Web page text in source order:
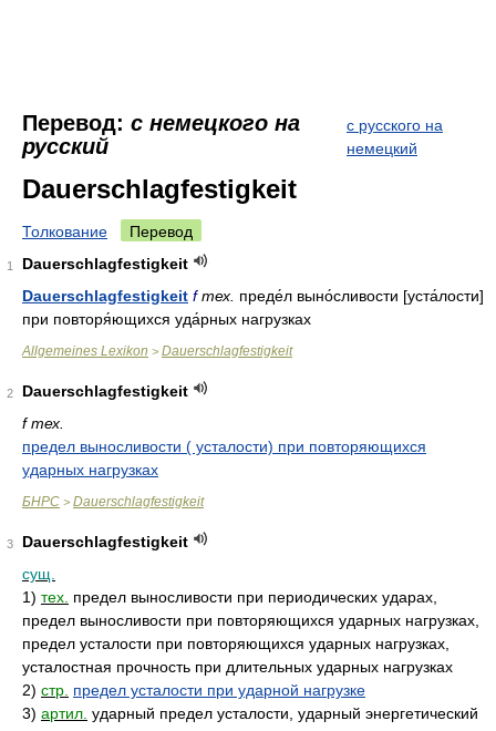
Перевод: с немецкого на
русский
с русского на
немецкий
Dauerschlagfestigkeit
Толкование Перевод
1
Dauerschlagfestigkeit
Dauerschlagfestigkeit fтех. преде́л выно́сливости [уста́лости]
при повторя́ющихся уда́рных нагрузках
Allgemeines Lexikon > Dauerschlagfestigkeit
2
Dauerschlagfestigkeit
f тех.
предел выносливости ( усталости) при повторяющихся
ударных нагрузках
БНРС > Dauerschlagfestigkeit
3
Dauerschlagfestigkeit
сущ.
1) тех. предел выносливости при периодических ударах,
предел выносливости при повторяющихся ударных нагрузках,
предел усталости при повторяющихся ударных нагрузках,
усталостная прочность при длительных ударных нагрузках
2) стр. предел усталости при ударной нагрузке
3) артил. ударный предел усталости, ударный энергетический